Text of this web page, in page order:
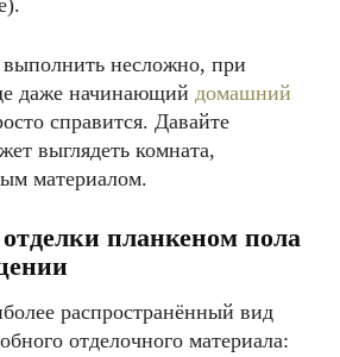
несложно, при
даже начинающий домашний
справится. Давайте
выглядеть комната,
материалом.
планкеном пола
распространённый вид
отделочного материала: